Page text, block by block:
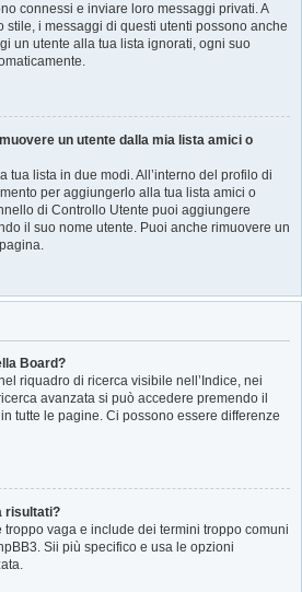
connessi e inviare loro messaggi privati. A
i messaggi di questi utenti possono anche
un utente alla tua lista ignorati, ogni suo
un utente dalla mia lista amici o
tua lista in due modi. All’interno del profilo di
per aggiungerlo alla tua lista amici o
di Controllo Utente puoi aggiungere
il suo nome utente. Puoi anche rimuovere un
Board?
riquadro di ricerca visibile nell’Indice, nei
avanzata si può accedere premendo il
tutte le pagine. Ci possono essere differenze
risultati?
troppo vaga e include dei termini troppo comuni
Sii più specifico e usa le opzioni